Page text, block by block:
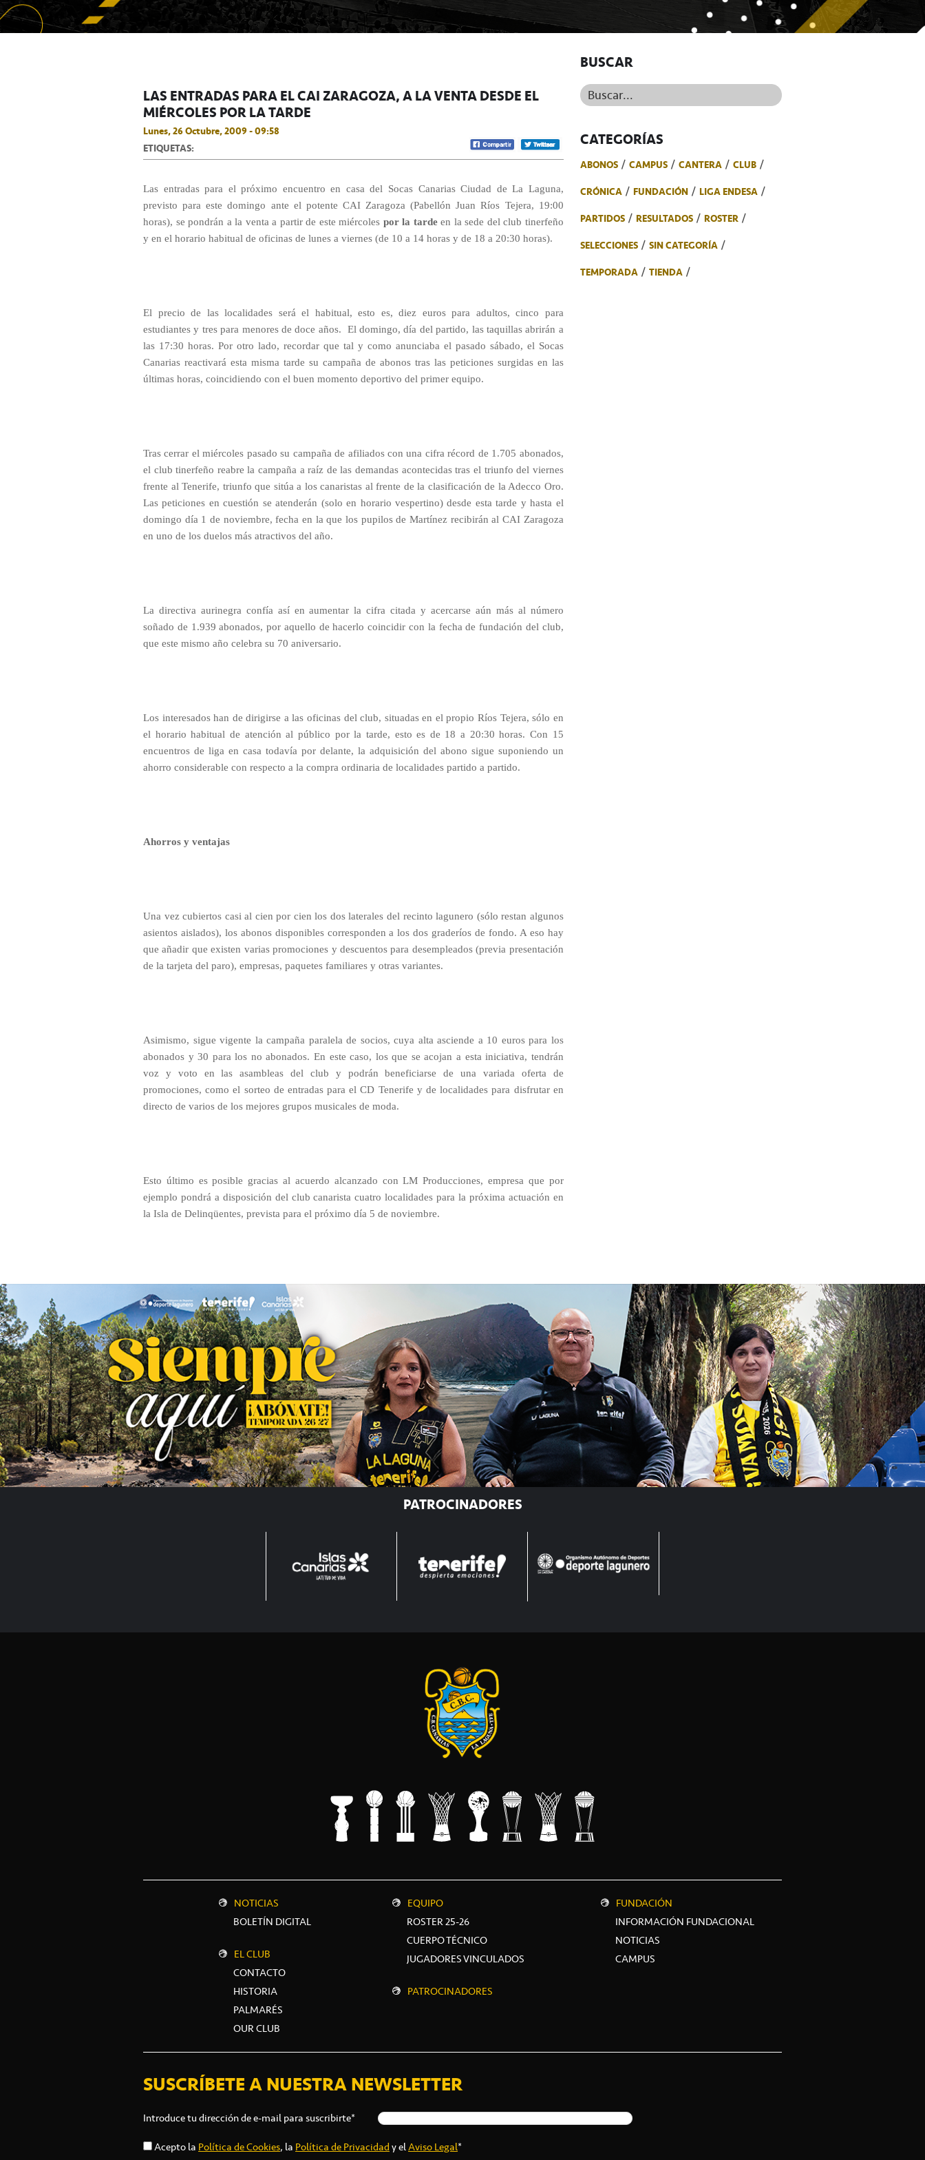
LAS ENTRADAS PARA EL CAI ZARAGOZA, A LA VENTA DESDE EL
MIÉRCOLES POR LA TARDE
Lunes, 26 Octubre, 2009 - 09:58
ETIQUETAS:
Las entradas para el próximo encuentro en casa del Socas Canarias Ciudad de La Laguna,
previsto para este domingo ante el potente CAI Zaragoza (Pabellón Juan Ríos Tejera, 19:00
horas), se pondrán a la venta a partir de este miércoles por la tardeen la sede del club tinerfeño
y en el horario habitual de oficinas de lunes a viernes (de 10 a 14 horas y de 18 a 20:30 horas).
El precio de las localidades será el habitual, esto es, diez euros para adultos, cinco para
estudiantes y tres para menores de doce años. El domingo, día del partido, las taquillas abrirán a
las 17:30 horas. Por otro lado, recordar que tal y como anunciaba el pasado sábado, el Socas
Canarias reactivará esta misma tarde su campaña de abonos tras las peticiones surgidas en las
últimas horas, coincidiendo con el buen momento deportivo del primer equipo.
Tras cerrar el miércoles pasado su campaña de afiliados con una cifra récord de 1.705 abonados,
el club tinerfeño reabre la campaña a raíz de las demandas acontecidas tras el triunfo del viernes
frente al Tenerife, triunfo que sitúa a los canaristas al frente de la clasificación de la Adecco Oro.
Las peticiones en cuestión se atenderán (solo en horario vespertino) desde esta tarde y hasta el
domingo día 1 de noviembre, fecha en la que los pupilos de Martínez recibirán al CAI Zaragoza
en uno de los duelos más atractivos del año.
La directiva aurinegra confía así en aumentar la cifra citada y acercarse aún más al número
soñado de 1.939 abonados, por aquello de hacerlo coincidir con la fecha de fundación del club,
que este mismo año celebra su 70 aniversario.
Los interesados han de dirigirse a las oficinas del club, situadas en el propio Ríos Tejera, sólo en
el horario habitual de atención al público por la tarde, esto es de 18 a 20:30 horas. Con 15
encuentros de liga en casa todavía por delante, la adquisición del abono sigue suponiendo un
ahorro considerable con respecto a la compra ordinaria de localidades partido a partido.
Ahorros y ventajas
Una vez cubiertos casi al cien por cien los dos laterales del recinto lagunero (sólo restan algunos
asientos aislados), los abonos disponibles corresponden a los dos graderíos de fondo. A eso hay
que añadir que existen varias promociones y descuentos para desempleados (previa presentación
de la tarjeta del paro), empresas, paquetes familiares y otras variantes.
Asimismo, sigue vigente la campaña paralela de socios, cuya alta asciende a 10 euros para los
abonados y 30 para los no abonados. En este caso, los que se acojan a esta iniciativa, tendrán
voz y voto en las asambleas del club y podrán beneficiarse de una variada oferta de
promociones, como el sorteo de entradas para el CD Tenerife y de localidades para disfrutar en
directo de varios de los mejores grupos musicales de moda.
Esto último es posible gracias al acuerdo alcanzado con LM Producciones, empresa que por
ejemplo pondrá a disposición del club canarista cuatro localidades para la próxima actuación en
la Isla de Delinqüentes, prevista para el próximo día 5 de noviembre.
BUSCAR
Buscar...
CATEGORÍAS
ABONOS CAMPUS CANTERA
CLUB
CRÓNICA
FUNDACIÓN
LIGA ENDESA
PARTIDOS
RESULTADOS
ROSTER
SELECCIONES
SIN CATEGORÍA
TEMPORADA
TIENDA
PATROCINADORES
NOTICIAS
BOLETÍN DIGITAL
EL CLUB
CONTACTO
HISTORIA
PALMARÉS
OUR CLUB
EQUIPO
ROSTER 25-26
CUERPO TÉCNICO
JUGADORES VINCULADOS
PATROCINADORES
FUNDACIÓN
INFORMACIÓN FUNDACIONAL
NOTICIAS
CAMPUS
SUSCRÍBETE A NUESTRA NEWSLETTER
Introduce tu dirección de e-mail para suscribirte*
Acepto la Política de Cookies, la Política de Privacidady elAviso Legal*